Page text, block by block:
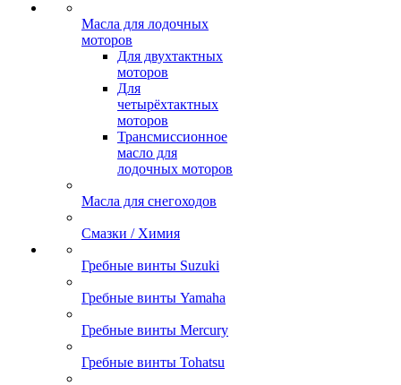
Масла для лодочных
моторов
Для двухтактных
моторов
Для
четырёхтактных
моторов
Трансмиссионное
масло для
лодочных моторов
Масла для снегоходов
Смазки / Химия
Гребные винты Suzuki
Гребные винты Yamaha
Гребные винты Mercury
Гребные винты Tohatsu